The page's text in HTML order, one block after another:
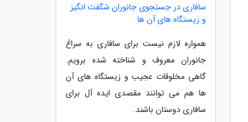
سافاری در جستجوی جانوران شگفت انگیز
و زیستگاه های آن ها
همواره لازم نیست برای سافاری به سراغ
جانوران معروف و شناخته شده برویم.
گاهی مخلوقات عجیب و زیستگاه های آن
ها هم می توانند مقصدی ایده آل برای
سافاری دوستان باشند.